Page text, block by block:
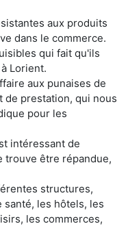
aux produits
dans le commerce.
qui fait qu'ils
Lorient.
aux punaises de
de prestation, qui nous
pour les
intéressant de
trouve être répandue,
structures,
santé, les hôtels, les
les commerces,